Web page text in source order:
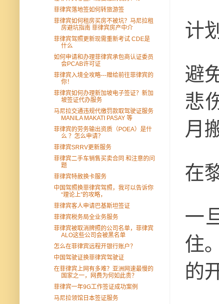
计
避
悲
月
在
一
住
的
菲律宾落地签如何转旅游签
菲律宾如何租房买房不被坑？马尼拉租
房避坑指南 菲律宾房产中介
菲律宾驾照更新现需重新考试 CDE是
什么
如何申请和办理菲律宾承包商认证委员
会PCAB许可证
菲律宾入境全攻略---赠给前往菲律宾的
你！
菲律宾如何办理新加坡电子签证？新加
坡签证代办服务
马尼拉交通违规代缴罚款取驾驶证服务
MANILA MAKATI PASAY 等
菲律宾的劳务输出资质（POEA）是什
么 ？怎么申请？
菲律宾SRRV更新服务
菲律宾二手车销售买卖合同 和注意的问
题
菲律宾特赦换卡服务
中国驾照换菲律宾驾照，我可以告诉你
“理论上”的攻略，
菲律宾客人申请巴基斯坦签证
菲律宾税务局全业务服务
菲律宾被取消牌照的公司名单，菲律宾
ALO这些公司会被黑名单
怎么在菲律宾远程开银行账户？
中国驾驶证换菲律宾驾驶证
在菲律宾上网有多难？亚洲网速最慢的
国家之一，网费为何如此贵？
菲律宾一年9G工作签证成功案例
马尼拉领馆日本签证服务